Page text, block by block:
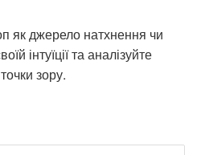
як джерело натхнення чи
інтуїції та аналізуйте
зору.